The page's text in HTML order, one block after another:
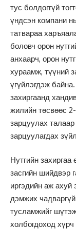
тус болдоггүй
үндсэн компани
татвараа
боловч орон
анхаарч, орон
хураамж, түүний
үгүйлэгдэж
захиргаанд
жилийн төсвөөс
зарцуулах
зарцуулагдах
Нутгийн
засгийн шийдвэр
иргэдийн аж ахуй
дэмжих
тусламжийг
холбогдоход хүрч